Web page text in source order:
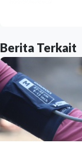
Berita Terkait